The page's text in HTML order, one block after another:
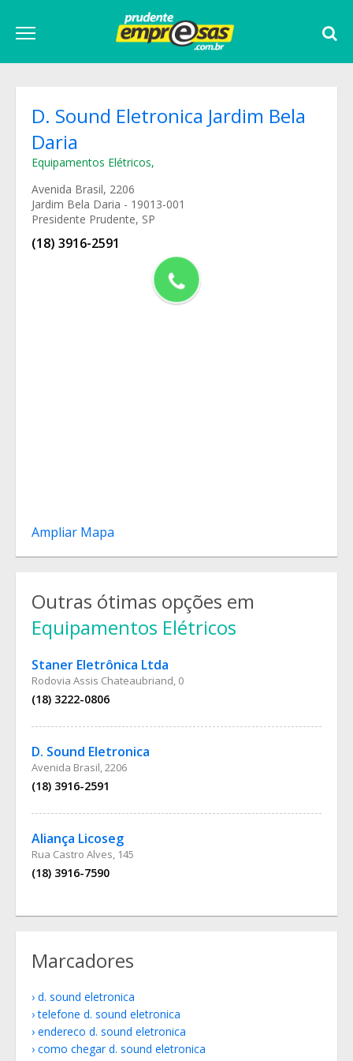
D. Sound Eletronica Jardim Bela
Daria
Equipamentos Elétricos,
Avenida Brasil, 2206
Jardim Bela Daria - 19013-001
Presidente Prudente, SP
(18) 3916-2591
Ampliar Mapa
Outras ótimas opções em
Equipamentos Elétricos
Staner Eletrônica Ltda
Rodovia Assis Chateaubriand, 0
(18) 3222-0806
D. Sound Eletronica
Avenida Brasil, 2206
(18) 3916-2591
Aliança Licoseg
Rua Castro Alves, 145
(18) 3916-7590
Marcadores
d. sound eletronica
telefone d. sound eletronica
endereco d. sound eletronica
como chegar d. sound eletronica